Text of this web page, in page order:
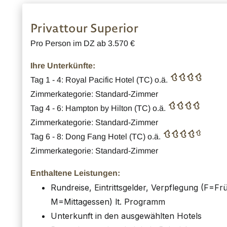
Privattour Superior
Pro Person im DZ ab 3.570 €
Ihre Unterkünfte:
Tag 1 - 4: Royal Pacific Hotel (TC) o.ä.
Zimmerkategorie: Standard-Zimmer
Tag 4 - 6: Hampton by Hilton (TC) o.ä.
Zimmerkategorie: Standard-Zimmer
Tag 6 - 8: Dong Fang Hotel (TC) o.ä.
Zimmerkategorie: Standard-Zimmer
Enthaltene Leistungen:
Rundreise, Eintrittsgelder, Verpflegung
M=Mittagessen) lt. Programm
Unterkunft in den ausgewählten Hotels